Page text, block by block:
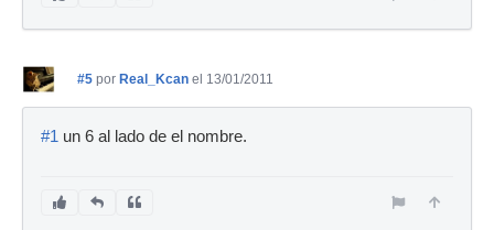
#5 por Real_Kcan el 13/01/2011
#1 un 6 al lado de el nombre.